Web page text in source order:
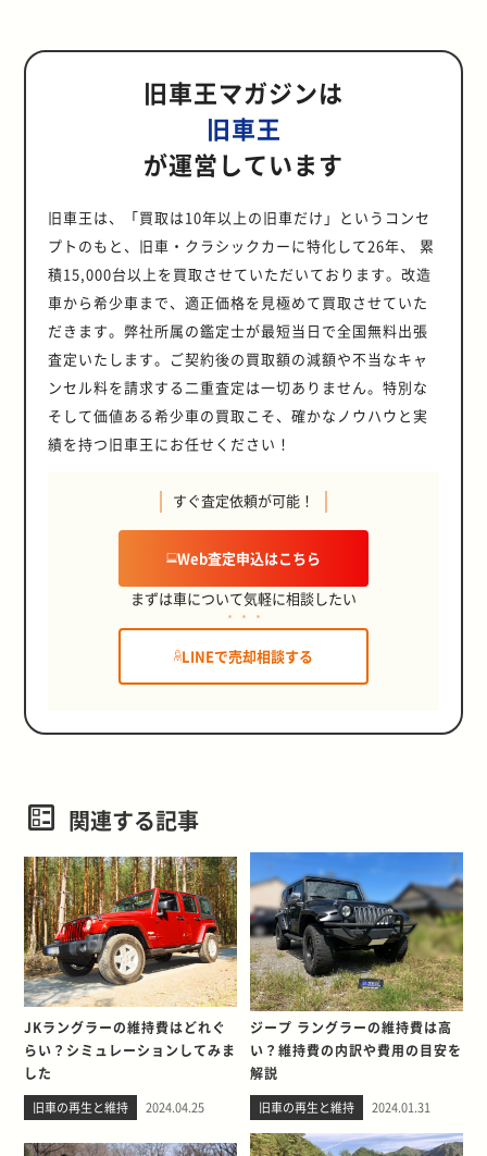
旧車王マガジンは
旧車王
が運営しています
旧車王は、「買取は10年以上の旧車だけ」というコンセ
プトのもと、旧車・クラシックカーに特化して26年、 累
積15,000台以上を買取させていただいております。改造
車から希少車まで、適正価格を見極めて買取させていた
だきます。弊社所属の鑑定士が最短当日で全国無料出張
査定いたします。ご契約後の買取額の減額や不当なキャ
ンセル料を請求する二重査定は一切ありません。特別な
そして価値ある希少車の買取こそ、確かなノウハウと実
績を持つ旧車王にお任せください！
すぐ査定依頼が可能！
Web査定申込はこちら
まずは車について気軽に相談したい
LINEで売却相談する
関連する記事
JKラングラーの維持費はどれぐ
らい？シミュレーションしてみま
した
旧車の再生と維持 2024.04.25
ジープ ラングラーの維持費は高
い？維持費の内訳や費用の目安を
解説
旧車の再生と維持 2024.01.31